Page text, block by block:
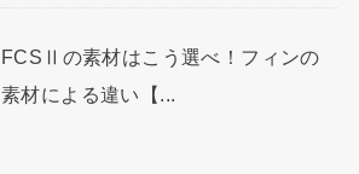
FCSⅡの素材はこう選べ！フィンの
素材による違い【...